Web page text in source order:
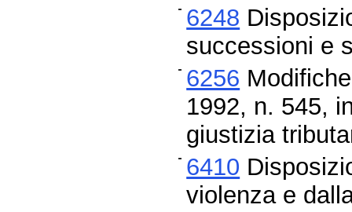
6248
successioni e
6256
1992, n. 545,
giustizia
6410
violenza e